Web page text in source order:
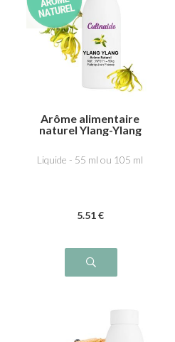
Arôme alimentaire
naturel Ylang-Ylang
Liquide - 55 ml ou 105 ml
5.51 €